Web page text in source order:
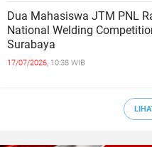
Dua Mahasiswa JTM PNL
National Welding
Surabaya
17/07/2026, 10:38 WIB